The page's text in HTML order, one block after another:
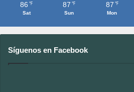
86 ℉
Sat
87 ℉
Sun
87 ℉
Mon
Síguenos en Facebook